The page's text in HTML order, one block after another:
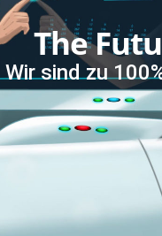
Wir sind zu
The